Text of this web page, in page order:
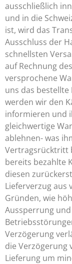
ausschließlich
und in die
ist, wird das
Ausschluss der
schnellsten
auf Rechnung
versprochene
uns das
werden wir den
informieren und
gleichwertige
ablehnen- was
Vertragsrücktritt
bereits bezahlte
diesen
Lieferverzug aus
Gründen, wie
Aussperrung
Verzögerung
die Verzögerung
Lieferung um